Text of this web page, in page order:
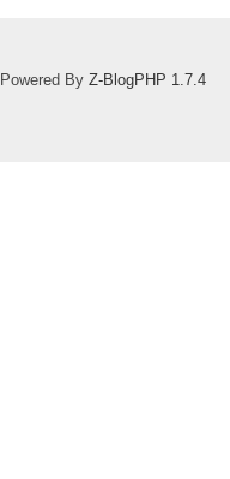
Powered By Z-BlogPHP 1.7.4